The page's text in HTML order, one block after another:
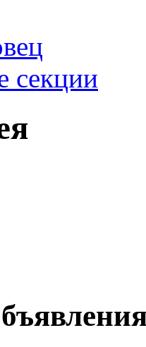
секции